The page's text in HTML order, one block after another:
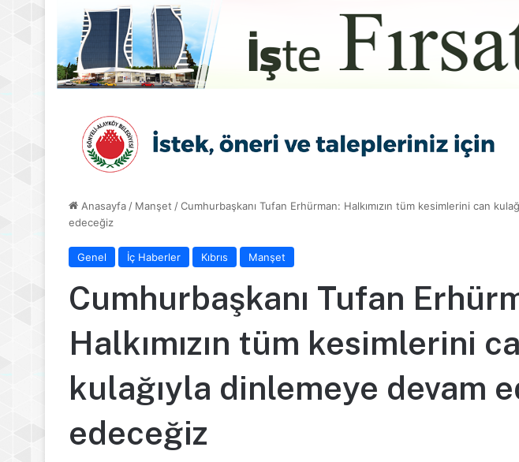
Anasayfa / Manşet /Cumhurbaşkanı Tufan Erhürman: Halkımızın tüm kesimlerini can
edeceğiz
Genel İç Haberler Kıbrıs Manşet
Cumhurbaşkanı Tufan
Halkımızın tüm kesimlerini
kulağıyla dinlemeye devam
edeceğiz